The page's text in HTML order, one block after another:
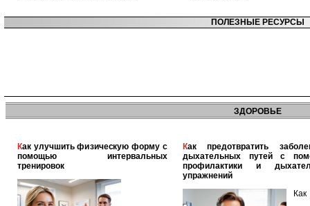
ПОЛЕЗНЫЕ РЕСУРСЫ
ЗДОРОВЬЕ
Как улучшить физическую форму с
помощью интервальных
тренировок
Как предотвратить заболевания
дыхательных путей с
профилактики и
упражнений
Как